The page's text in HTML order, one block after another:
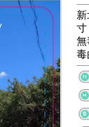
寸
無
毒